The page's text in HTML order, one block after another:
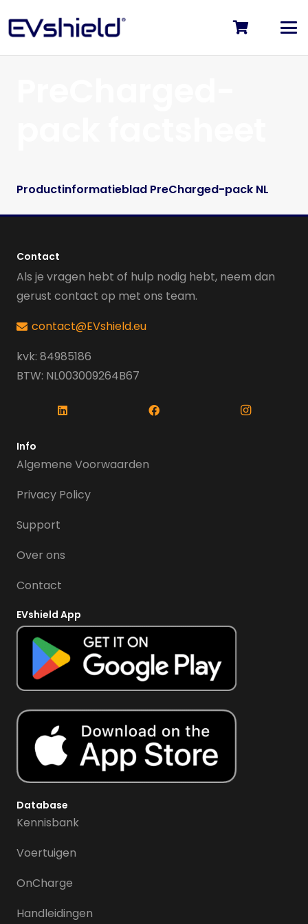
Productinformatieblad PreCharged-pack NL
Contact
Als je vragen hebt of hulp nodig hebt, neem dan
gerust contact op met ons team.
contact@EVshield.eu
kvk: 84985186
BTW: NL003009264B67
Info
Algemene Voorwaarden
Privacy Policy
Support
Over ons
Contact
EVshield App
Database
Kennisbank
Voertuigen
OnCharge
Handleidingen